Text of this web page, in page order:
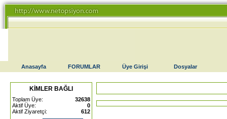
Anasayfa FORUMLAR Üye Girişi Dosyalar
KİMLER BAĞLI
Toplam Üye:
32638
Aktif Üye:
0
Aktif Ziyaretçi:
612